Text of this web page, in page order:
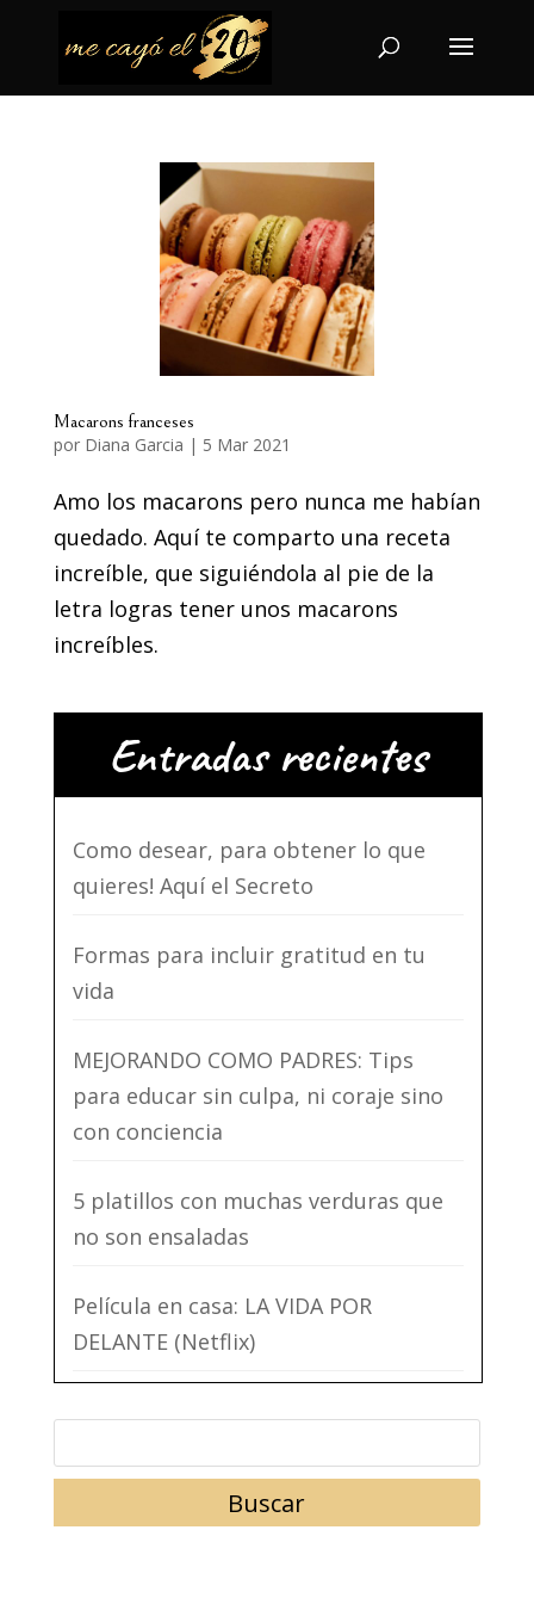
Macarons franceses
por Diana Garcia | 5 Mar 2021
Amo los macarons pero nunca me habían
quedado. Aquí te comparto una receta
increíble, que siguiéndola al pie de la
letra logras tener unos macarons
increíbles.
Entradas recientes
Como desear, para obtener lo que
quieres! Aquí el Secreto
Formas para incluir gratitud en tu
vida
MEJORANDO COMO PADRES: Tips
para educar sin culpa, ni coraje sino
con conciencia
5 platillos con muchas verduras que
no son ensaladas
Película en casa: LA VIDA POR
DELANTE (Netflix)